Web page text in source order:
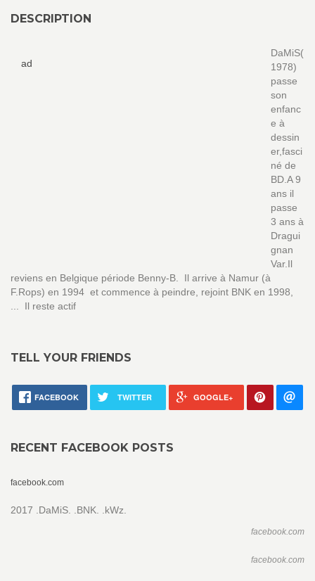
DESCRIPTION
ad
DaMiS(
1978)
passe
son
enfanc
e à
dessin
er,fasci
né de
BD.A 9
ans il
passe
3 ans à
Dragui
gnan
Var.Il
reviens en Belgique période Benny-B. Il arrive à Namur (à
F.Rops) en 1994 et commence à peindre, rejoint BNK en 1998,
... Il reste actif
TELL YOUR FRIENDS
FACEBOOK TWITTER GOOGLE+
RECENT FACEBOOK POSTS
facebook.com
2017 .DaMiS. .BNK. .kWz.
facebook.com
facebook.com